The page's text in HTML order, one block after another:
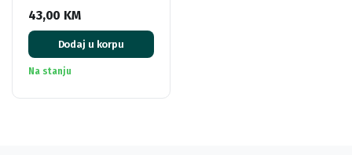
43,00 KM
Dodaj u korpu
Na stanju